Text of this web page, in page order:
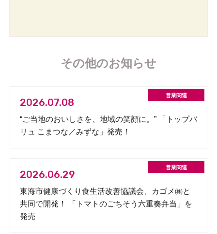
その他のお知らせ
2026.07.08
“ご当地のおいしさを、地域の笑顔に。” 「トップバ
リュ こまつな／みずな」発売！
2026.06.29
東海市健康づくり食生活改善協議会、カゴメ㈱と
共同で開発！ 「トマトのごちそう六重奏弁当」を
発売